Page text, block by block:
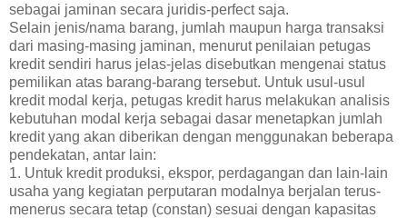
sebagai jaminan secara juridis-perfect saja.
Selain jenis/nama barang, jumlah maupun harga transaksi
dari masing-masing jaminan, menurut penilaian petugas
kredit sendiri harus jelas-jelas disebutkan mengenai status
pemilikan atas barang-barang tersebut. Untuk usul-usul
kredit modal kerja, petugas kredit harus melakukan analisis
kebutuhan modal kerja sebagai dasar menetapkan jumlah
kredit yang akan diberikan dengan menggunakan beberapa
pendekatan, antar lain:
1. Untuk kredit produksi, ekspor, perdagangan dan lain-lain
usaha yang kegiatan perputaran modalnya berjalan terus-
menerus secara tetap (constan) sesuai dengan kapasitas